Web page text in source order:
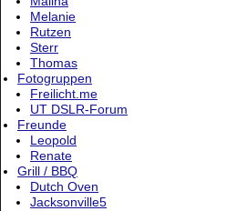
Melanie
Rutzen
Sterr
Thomas
Fotogruppen
Freilicht.me
UT DSLR-Forum
Freunde
Leopold
Renate
Grill / BBQ
Dutch Oven
Jacksonville5